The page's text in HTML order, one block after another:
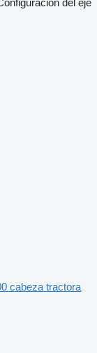
cabeza tractora